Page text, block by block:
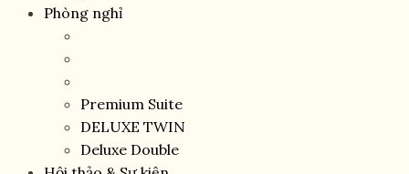
Phòng nghỉ
Premium Suite
DELUXE TWIN
Deluxe Double